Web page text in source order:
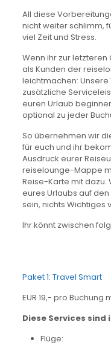
All diese
nicht weiter schlimm,
viel Zeit und Stress.
Wenn ihr zur
als Kunden der
leichtmachen:
zusätzliche
euren Urlaub
optional zu jeder
So übernehmen wir
für euch und ihr
Ausdruck eurer
reiselounge-Mappe
Reise-Karte mit dazu.
eures Urlaubs auf
sein, nichts Wichtiges
Ihr könnt zwischen
Paket 1: Travel Smart
EUR 19,- pro Buchung
Diese Services sind
Flüge: